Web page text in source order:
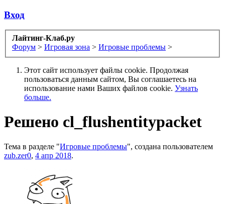
Вход
Лайтинг-Клаб.ру
Форум > Игровая зона > Игровые проблемы >
Этот сайт использует файлы cookie. Продолжая
пользоваться данным сайтом, Вы соглашаетесь на
использование нами Ваших файлов cookie. Узнать
больше.
Решено cl_flushentitypacket
Тема в разделе "Игровые проблемы", создана пользователем
zub.zer0, 4 апр 2018.